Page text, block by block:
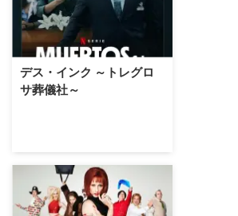
デス・インク ～トレグロ
サ葬儀社～